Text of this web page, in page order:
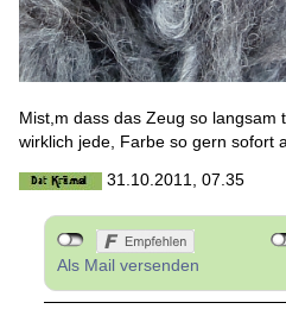
Mist,m dass das Zeug so langsam
wirklich jede, Farbe so gern sofort
31.10.2011, 07.35
Als Mail versenden